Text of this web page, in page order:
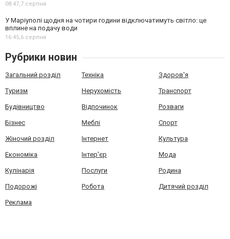
08:47,7 серпня
У Маріуполі щодня на чотири години відключатимуть світло: це
вплине на подачу води
16:45,6 серпня
Рубрики новин
Загальний розділ Техніка Здоров'я
Туризм Нерухомість Транспорт
Будівництво Відпочинок Розваги
Бізнес Меблі Спорт
Жіночий розділ Інтернет Культура
Економіка Інтер'єр Мода
Кулінарія Послуги Родина
Подорожі Робота Дитячий розділ
Реклама